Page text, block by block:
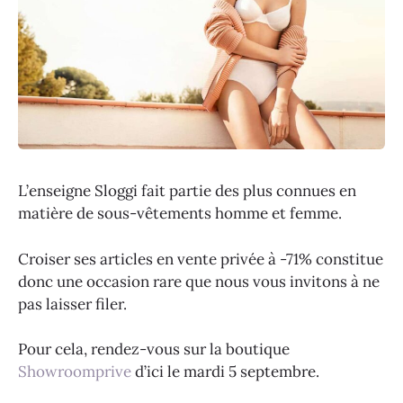
L’enseigne Sloggi fait partie des plus connues en
matière de sous-vêtements homme et femme.
Croiser ses articles en vente privée à -71% constitue
donc une occasion rare que nous vous invitons à ne
pas laisser filer.
Pour cela, rendez-vous sur la boutique
Showroomprived’ici le mardi 5 septembre.